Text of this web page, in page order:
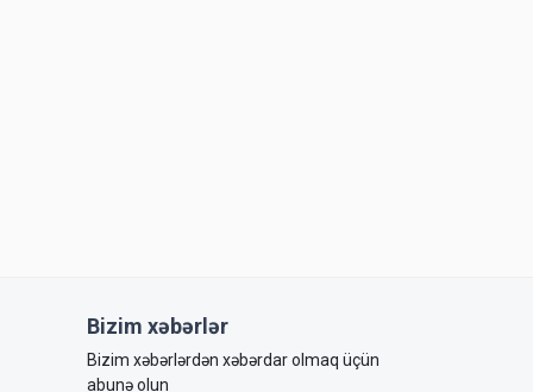
Bizim xəbərlər
Bizim xəbərlərdən xəbərdar olmaq üçün
abunə olun